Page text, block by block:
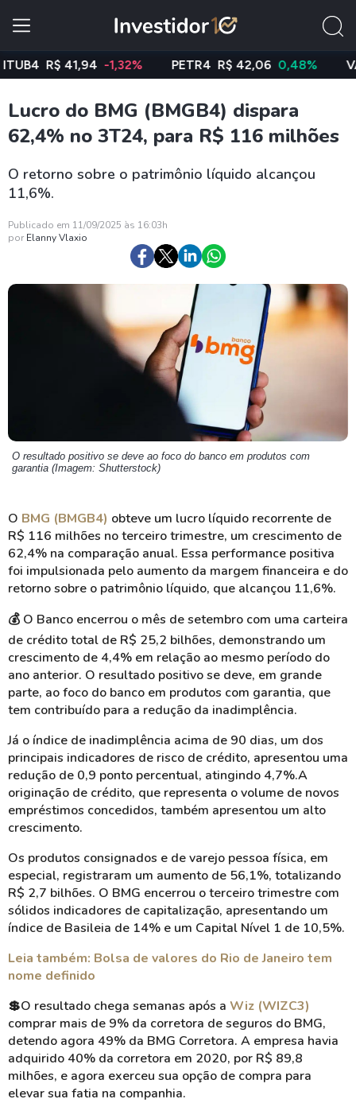
R$ 41,94 -1,32% PETR4 R$ 42,06 0,48%
Lucro do BMG (BMGB4) dispara
62,4% no 3T24, para R$ 116 milhões
O retorno sobre o patrimônio líquido alcançou
11,6%.
Publicado em 11/09/2025 às 16:03h
por Elanny Vlaxio
O resultado positivo se deve ao foco do banco em produtos com
garantia (Imagem: Shutterstock)
O BMG (BMGB4) obteve um lucro líquido recorrente de
R$ 116 milhões no terceiro trimestre, um crescimento de
62,4% na comparação anual. Essa performance positiva
foi impulsionada pelo aumento da margem financeira e do
retorno sobre o patrimônio líquido, que alcançou 11,6%.
💰 O Banco encerrou o mês de setembro com uma carteira
de crédito total de R$ 25,2 bilhões, demonstrando um
crescimento de 4,4% em relação ao mesmo período do
ano anterior. O resultado positivo se deve, em grande
parte, ao foco do banco em produtos com garantia, que
tem contribuído para a redução da inadimplência.
Já o índice de inadimplência acima de 90 dias, um dos
principais indicadores de risco de crédito, apresentou uma
redução de 0,9 ponto percentual, atingindo 4,7%.A
originação de crédito, que representa o volume de novos
empréstimos concedidos, também apresentou um alto
crescimento.
Os produtos consignados e de varejo pessoa física, em
especial, registraram um aumento de 56,1%, totalizando
R$ 2,7 bilhões. O BMG encerrou o terceiro trimestre com
sólidos indicadores de capitalização, apresentando um
índice de Basileia de 14% e um Capital Nível 1 de 10,5%.
Leia também: Bolsa de valores do Rio de Janeiro tem
nome definido
💲O resultado chega semanas após a Wiz (WIZC3)
comprar mais de 9% da corretora de seguros do BMG,
detendo agora 49% da BMG Corretora. A empresa havia
adquirido 40% da corretora em 2020, por R$ 89,8
milhões, e agora exerceu sua opção de compra para
elevar sua fatia na companhia.